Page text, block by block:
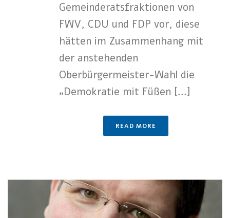
Gemeinderatsfraktionen von
FWV, CDU und FDP vor, diese
hätten im Zusammenhang mit
der anstehenden
Oberbürgermeister-Wahl die
„Demokratie mit Füßen [...]
READ MORE